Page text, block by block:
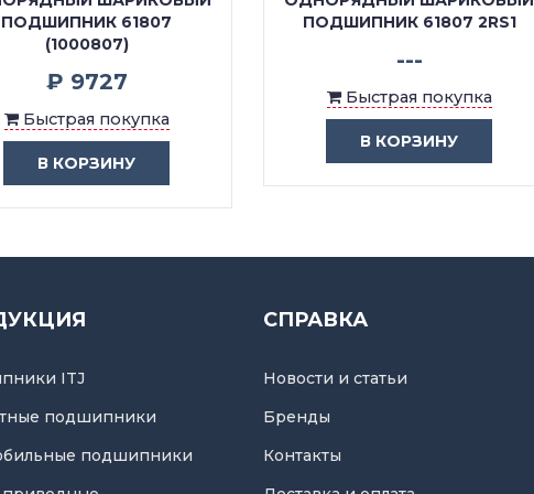
ПОДШИПНИК 61807
(1000807)
₽ 9727
Быстрая покупка
В КОРЗИНУ
ПОДШИПНИК 61807 2RS1
---
Быстрая покупка
В КОРЗИНУ
ITJ
подшипники
подшипники
СПРАВКА
Новости и статьи
Бренды
Контакты